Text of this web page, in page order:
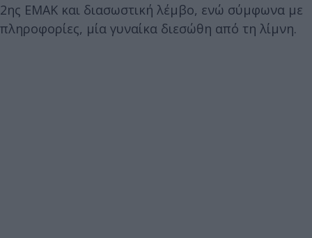
2ης ΕMAK και διασωστική λέμβο, ενώ σύμφωνα με
πληροφορίες, μία γυναίκα διεσώθη από τη λίμνη.